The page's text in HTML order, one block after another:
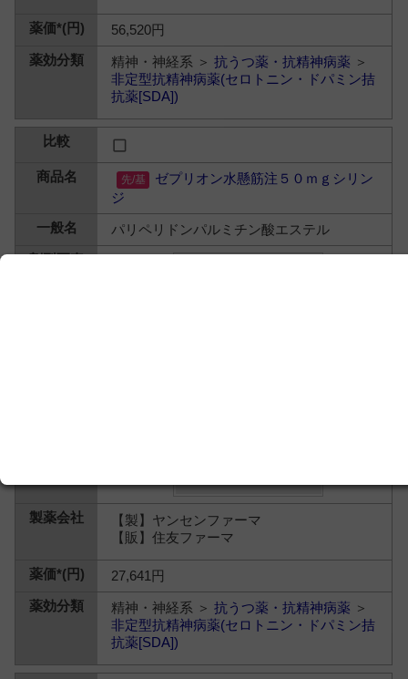
56,520円
精神・神経系 ＞抗うつ薬・抗精神病薬 ＞
非定型抗精神病薬(セロトニン・ドパミン拮
抗薬[SDA])
ゼプリオン水懸筋注５０ｍｇシリン
ジ
パリペリドンパルミチン酸エステル
【製】ヤンセンファーマ
【販】住友ファーマ
27,641円
精神・神経系 ＞抗うつ薬・抗精神病薬 ＞
非定型抗精神病薬(セロトニン・ドパミン拮
抗薬[SDA])